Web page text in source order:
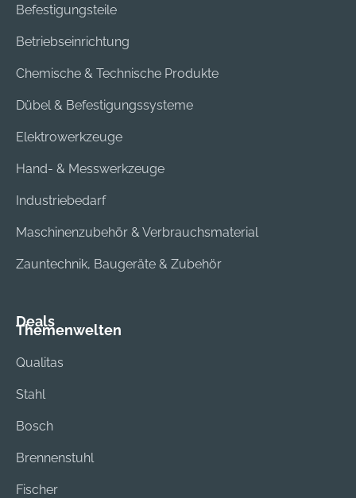
Befestigungsteile
Betriebseinrichtung
Chemische & Technische Produkte
Dübel & Befestigungssysteme
Elektrowerkzeuge
Hand- & Messwerkzeuge
Industriebedarf
Maschinenzubehör & Verbrauchsmaterial
Zauntechnik, Baugeräte & Zubehör
Deals
Themenwelten
Qualitas
Stahl
Bosch
Brennenstuhl
Fischer